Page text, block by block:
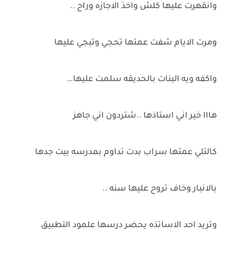
وانقهرت عليها كلش واخذ الاجازه وراح ..
ومرت الايام شفت عمتها تحجي وتبجي عليها
واكفه ويه البنات بالحديقه سلمت عليها…
هااا خير اني استاذها ..شتردون اني جاهز
كالتلي عمتها سراب بدت تداوم بمدرسه بيت جدها
بالانبار وخاف تروح عليها سنه ..
وتريد احد الاساتذه يحضر درسها علمود التطبيق